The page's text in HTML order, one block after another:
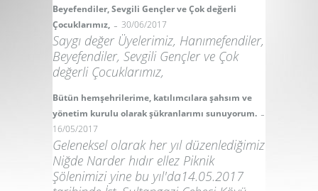
Beyefendiler, Sevgili Gençler ve Çok değerli
Çocuklarımız, - 30/06/2017
Saygı değer Üyelerimiz, Hanımefendiler,
Beyefendiler, Sevgili Gençler ve Çok
değerli Çocuklarımız,
Bütün hemşehrilerime, katılımcılara şahsım ve
yönetim kurulu olarak şükranlarımı sunuyorum. -
16/05/2017
Geleneksel olarak her yıl düzenlediğimiz
Niğde Narder hıdır ellez Piknik
Şölenimizi yine bu yıl'da14.05.2017